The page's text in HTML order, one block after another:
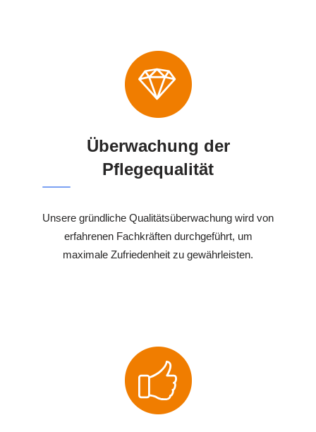
Überwachung der
Pflegequalität
Unsere gründliche Qualitätsüberwachung wird von
erfahrenen Fachkräften durchgeführt, um
maximale Zufriedenheit zu gewährleisten.